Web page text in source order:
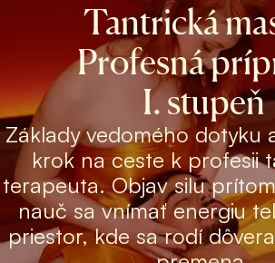
Tantrická
Profesná
I. stupeň
Základy vedomého dotyku
krok na ceste k profesii
terapeuta. Objav silu
nauč sa vnímať energiu
priestor, kde sa rodí